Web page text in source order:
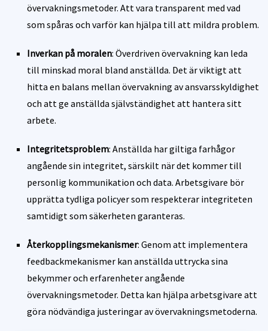
övervakningsmetoder. Att vara transparent med vad
som spåras och varför kan hjälpa till att mildra problem.
Inverkan på moralen: Överdriven övervakning kan leda
till minskad moral bland anställda. Det är viktigt att
hitta en balans mellan övervakning av ansvarsskyldighet
och att ge anställda självständighet att hantera sitt
arbete.
Integritetsproblem: Anställda har giltiga farhågor
angående sin integritet, särskilt när det kommer till
personlig kommunikation och data. Arbetsgivare bör
upprätta tydliga policyer som respekterar integriteten
samtidigt som säkerheten garanteras.
Återkopplingsmekanismer: Genom att implementera
feedbackmekanismer kan anställda uttrycka sina
bekymmer och erfarenheter angående
övervakningsmetoder. Detta kan hjälpa arbetsgivare att
göra nödvändiga justeringar av övervakningsmetoderna.